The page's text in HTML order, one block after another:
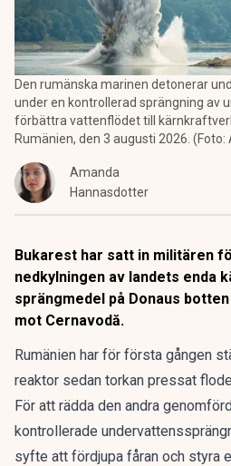
Den rumänska marinen detonerar
under en kontrollerad sprängning av
förbättra vattenflödet till
Rumänien, den 3 augusti 2026.
Amanda
Hannasdotter
Bukarest har satt in militären
nedkylningen av landets enda
sprängmedel på Donaus
mot Cernavodă.
Rumänien har för första gången
reaktor sedan torkan pressat
För att rädda den andra
kontrollerade
syfte att fördjupa fåran och styra